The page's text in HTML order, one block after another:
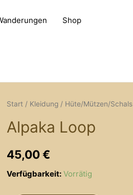
Shop
Start / Kleidung / Hüte/Mützen/Schals
Alpaka Loop
45,00€
Verfügbarkeit: Vorrätig